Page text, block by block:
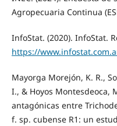
Agropecuaria Continua
InfoStat. (2020). InfoStat.
https://
Mayorga Morejón, K. R.,
I., & Hoyos Montesdeoca,
antagónicas entre
f. sp. cubense R1: un